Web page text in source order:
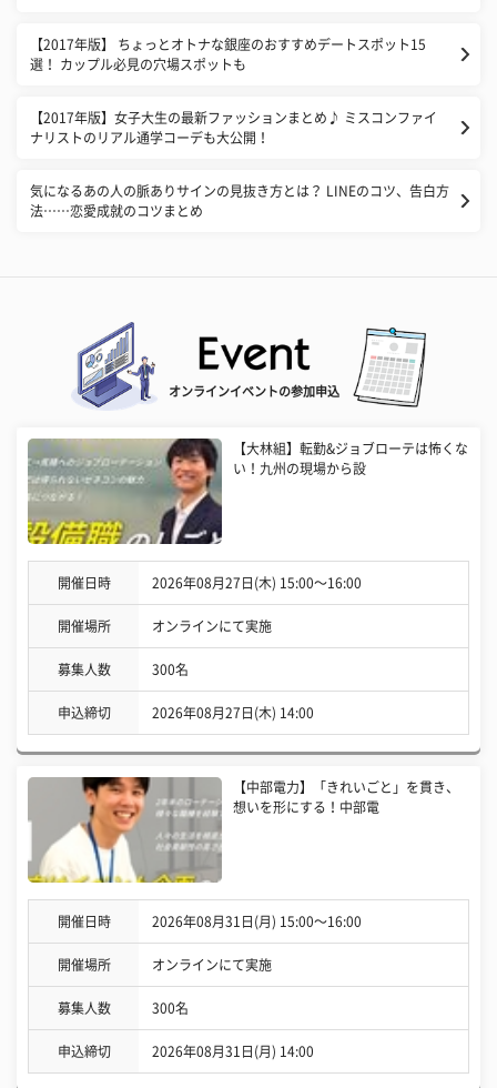
【2017年版】 ちょっとオトナな銀座のおすすめデートスポット15
選！ カップル必見の穴場スポットも
【2017年版】女子大生の最新ファッションまとめ♪ ミスコンファイ
ナリストのリアル通学コーデも大公開！
気になるあの人の脈ありサインの見抜き方とは？ LINEのコツ、告白方
法……恋愛成就のコツまとめ
オンラインイベントの参加申込
【大林組】転勤&ジョブローテは怖くな
い！九州の現場から設
開催日時 2026年08月27日(木) 15:00〜16:00
開催場所 オンラインにて実施
募集人数 300名
申込締切 2026年08月27日(木) 14:00
【中部電力】「きれいごと」を貫き、
想いを形にする！中部電
開催日時 2026年08月31日(月) 15:00〜16:00
開催場所 オンラインにて実施
募集人数 300名
申込締切 2026年08月31日(月) 14:00